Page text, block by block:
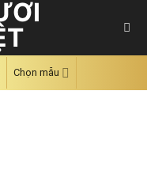
Chọn mẫu